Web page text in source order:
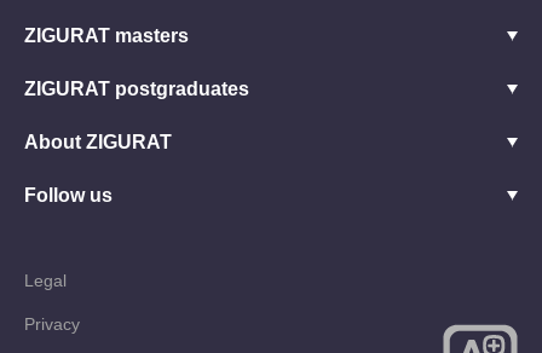
ZIGURAT masters
ZIGURAT postgraduates
About ZIGURAT
Follow us
Legal
Privacy